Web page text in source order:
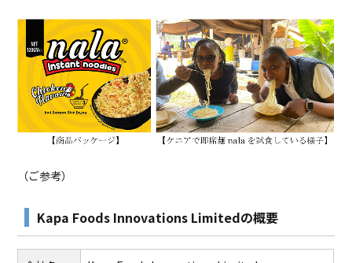
（ご参考）
Kapa Foods Innovations Limitedの概要